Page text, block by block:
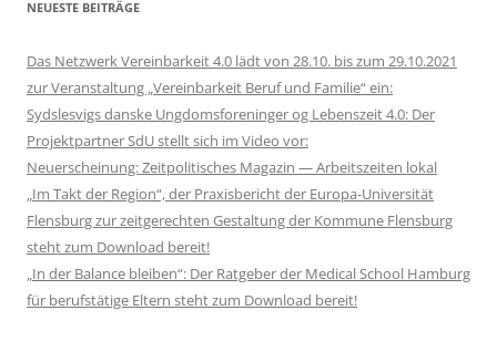
NEUESTE BEITRÄGE
Das Netzwerk Vereinbarkeit 4.0 lädt von 28.10. bis zum 29.10.2021
zur Veranstaltung „Vereinbarkeit Beruf und Familie“ ein:
Sydslesvigs danske Ungdomsforeninger og Lebenszeit 4.0: Der
Projektpartner SdU stellt sich im Video vor:
Neuerscheinung: Zeitpolitisches Magazin — Arbeitszeiten lokal
„Im Takt der Region“, der Praxisbericht der Europa-Universität
Flensburg zur zeitgerechten Gestaltung der Kommune Flensburg
steht zum Download bereit!
„In der Balance bleiben“: Der Ratgeber der Medical School Hamburg
für berufstätige Eltern steht zum Download bereit!